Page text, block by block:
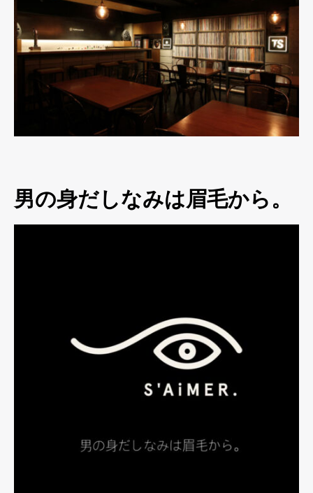
男の身だしなみは眉毛から。